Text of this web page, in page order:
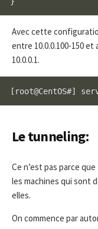
Avec cette
entre 10.0.0.100-150
10.0.0.1.
Le tunneling:
Ce n’est pas parce
les machines qui sont
elles.
On commence par